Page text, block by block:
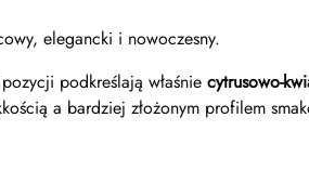
elegancki i nowoczesny.
podkreślają właśnie cytrusowo-
a bardziej złożonym profilem